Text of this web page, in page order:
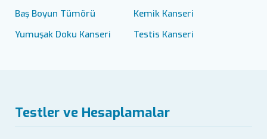
Baş Boyun Tümörü
Kemik Kanseri
Yumuşak Doku Kanseri
Testis Kanseri
Testler ve Hesaplamalar